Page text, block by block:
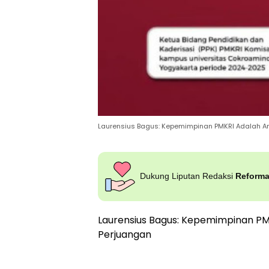
Laurensius Bagus: Kepemimpinan PMKRI Adalah
Dukung Liputan Redaksi
Laurensius Bagus: Kepemimpinan
Perjuangan